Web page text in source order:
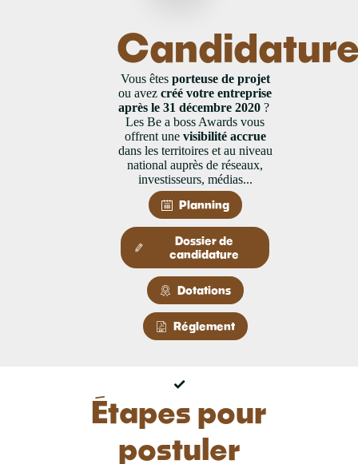
Vous êtes porteuse de projet
ou avez créé votre entreprise
après le 31 décembre 2020?
Les Be a boss Awards vous
offrent une visibilité accrue
dans les territoires et au niveau
national auprès de réseaux,
investisseurs, médias...
Planning
Dossier de
candidature
Dotations
Réglement
Étapes pour
postuler